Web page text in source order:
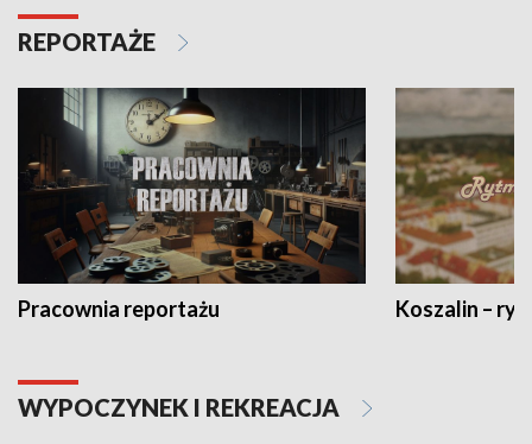
REPORTAŻE
Pracownia reportażu Koszalin –
WYPOCZYNEK I REKREACJA